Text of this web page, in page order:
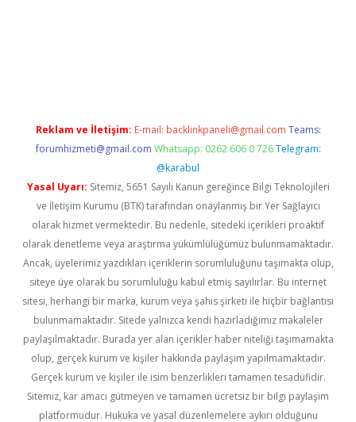
Reklam ve İletişim: E-mail: backlinkpaneli@gmail.com Teams:
forumhizmeti@gmail.com Whatsapp: 0262 606 0 726 Telegram:
@karabul
Yasal Uyarı: Sitemiz, 5651 Sayılı Kanun gereğince Bilgi Teknolojileri
ve İletişim Kurumu (BTK) tarafından onaylanmış bir Yer Sağlayıcı
olarak hizmet vermektedir. Bu nedenle, sitedeki içerikleri proaktif
olarak denetleme veya araştırma yükümlülüğümüz bulunmamaktadır.
Ancak, üyelerimiz yazdıkları içeriklerin sorumluluğunu taşımakta olup,
siteye üye olarak bu sorumluluğu kabul etmiş sayılırlar. Bu internet
sitesi, herhangi bir marka, kurum veya şahıs şirketi ile hiçbir bağlantısı
bulunmamaktadır. Sitede yalnızca kendi hazırladığımız makaleler
paylaşılmaktadır. Burada yer alan içerikler haber niteliği taşımamakta
olup, gerçek kurum ve kişiler hakkında paylaşım yapılmamaktadır.
Gerçek kurum ve kişiler ile isim benzerlikleri tamamen tesadüfidir.
Sitemiz, kar amacı gütmeyen ve tamamen ücretsiz bir bilgi paylaşım
platformudur. Hukuka ve yasal düzenlemelere aykırı olduğunu